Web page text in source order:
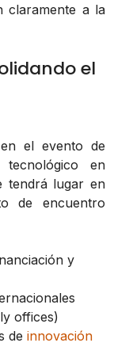
claramente a la
el
el evento de
tecnológico en
tendrá lugar en
de encuentro
y
offices)
de innovación